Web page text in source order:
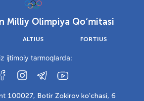
Milliy Olimpiya Qo‘mitasi
ALTIUS FORTIUS
ijtimoiy tarmoqlarda:
100027, Botir Zokirov ko'chasi, 6